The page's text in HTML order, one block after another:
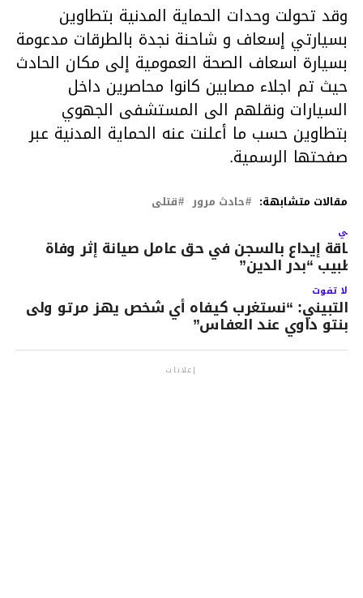
وقد تحولت وحدات الحماية المدنية بتطاوين
بسيارتي إسعاف و شاحنة نجدة بالطرقات مدعومة
بسيارة اسعاف الصحة العمومية إلى مكان الحادث
حيث تم اجلاء مصابين كانوا محاصرين داخل
السيارات ونقلهم الى المستشفى الجهوي
بتطاوين حسب ما أعلنت عنه الحماية المدنية عبر
صفحتها الرسمية.
مقالات متشابهة: حادث مرور قتلى
إيداع بالسجن في حق عامل صيانة إثر وفاة
“بدر الدين”
لا تفوت
التبيني: “نستغرب كيفاه أي شخص يهز مرتو ولى
بنتو داوي عند العفاس”
إعلانات